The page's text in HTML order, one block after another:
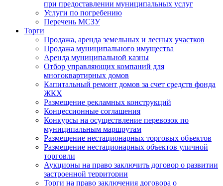
при предоставлении муниципальных услуг
Услуги по погребению
Перечень МСЗУ
Торги
Продажа, аренда земельных и лесных участков
Продажа муниципального имущества
Аренда муниципальной казны
Отбор управляющих компаний для
многоквартирных домов
Капитальный ремонт домов за счет средств фонда
ЖКХ
Размещение рекламных конструкций
Концессионные соглашения
Конкурсы на осуществление перевозок по
муниципальным маршрутам
Размещение нестационарных торговых объектов
Размещение нестационарных объектов уличной
торговли
Аукционы на право заключить договор о развитии
застроенной территории
Торги на право заключения договора о